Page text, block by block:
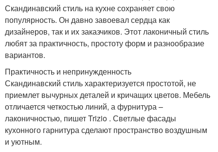
Скандинавский стиль на кухне сохраняет свою
популярность. Он давно завоевал сердца как
дизайнеров, так и их заказчиков. Этот лаконичный стиль
любят за практичность, простоту форм и разнообразие
вариантов.
Практичность и непринужденность
Скандинавский стиль характеризуется простотой, не
приемлет вычурных деталей и кричащих цветов. Мебель
отличается четкостью линий, а фурнитура –
лаконичностью, пишет Trizio . Светлые фасады
кухонного гарнитура сделают пространство воздушным
и уютным.